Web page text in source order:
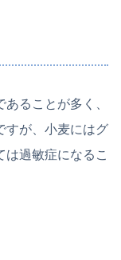
ることが多く、
すが、小麦にはグ
は過敏症になるこ